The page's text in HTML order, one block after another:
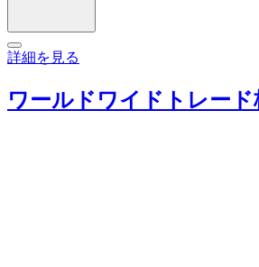
詳細を見る
ワールドワイドトレード